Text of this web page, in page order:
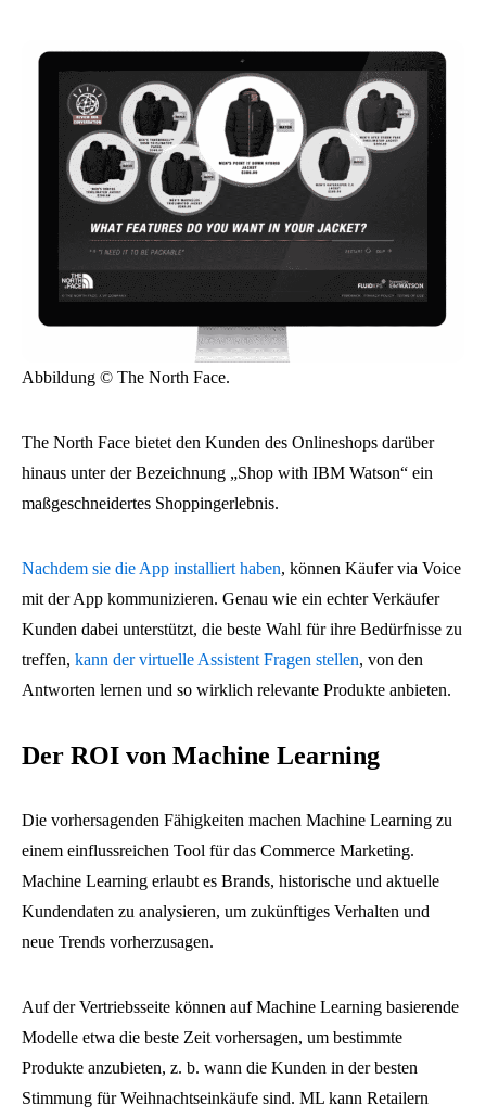
Abbildung © The North Face.
The North Face bietet den Kunden des Onlineshops darüber
hinaus unter der Bezeichnung „Shop with IBM Watson“ ein
maßgeschneidertes Shoppingerlebnis.
Nachdem sie die App installiert haben, können Käufer via Voice
mit der App kommunizieren. Genau wie ein echter Verkäufer
Kunden dabei unterstützt, die beste Wahl für ihre Bedürfnisse zu
treffen, kann der virtuelle Assistent Fragen stellen, von den
Antworten lernen und so wirklich relevante Produkte anbieten.
Der ROI von Machine Learning
Die vorhersagenden Fähigkeiten machen Machine Learning zu
einem einflussreichen Tool für das Commerce Marketing.
Machine Learning erlaubt es Brands, historische und aktuelle
Kundendaten zu analysieren, um zukünftiges Verhalten und
neue Trends vorherzusagen.
Auf der Vertriebsseite können auf Machine Learning basierende
Modelle etwa die beste Zeit vorhersagen, um bestimmte
Produkte anzubieten, z. b. wann die Kunden in der besten
Stimmung für Weihnachtseinkäufe sind. ML kann Retailern